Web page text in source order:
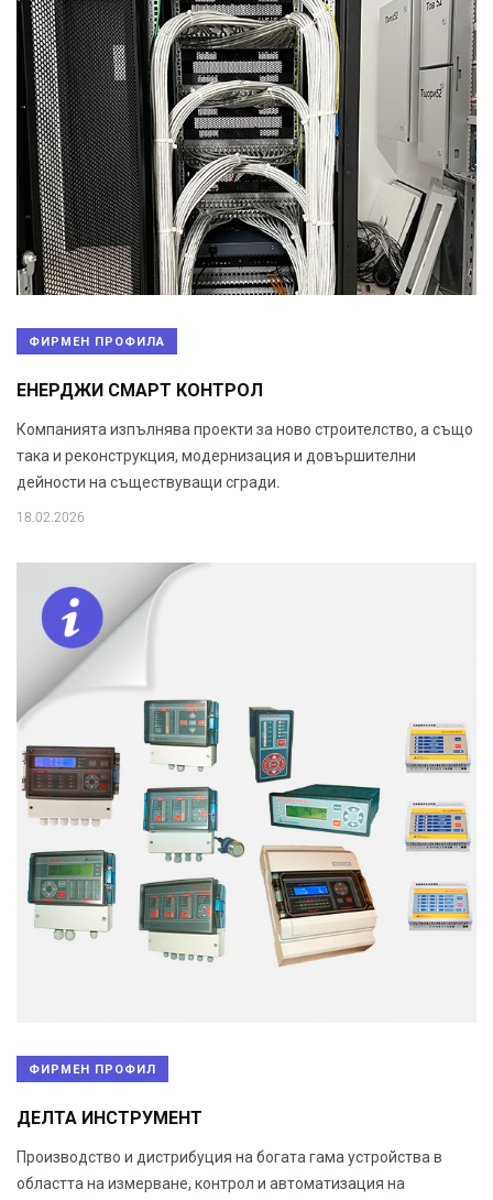
ФИРМЕН ПРОФИЛА
ЕНЕРДЖИ СМАРТ КОНТРОЛ
Компанията изпълнява проекти за ново строителство, а също
така и реконструкция, модернизация и довършителни
дейности на съществуващи сгради.
18.02.2026
ФИРМЕН ПРОФИЛ
ДЕЛТА ИНСТРУМЕНТ
Производство и дистрибуция на богата гама устройства в
областта на измерване, контрол и автоматизация на